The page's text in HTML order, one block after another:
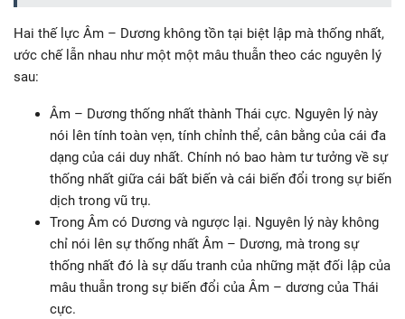
Hai thế lực Âm – Dương không tồn tại biệt lập mà thống nhất,
ước chế lẫn nhau như một một mâu thuẫn theo các nguyên lý
sau:
Âm – Dương thống nhất thành Thái cực. Nguyên lý này
nói lên tính toàn vẹn, tính chỉnh thể, cân bằng của cái đa
dạng của cái duy nhất. Chính nó bao hàm tư tưởng về sự
thống nhất giữa cái bất biến và cái biến đổi trong sự biến
dịch trong vũ trụ.
Trong Âm có Dương và ngược lại. Nguyên lý này không
chỉ nói lên sự thống nhất Âm – Dương, mà trong sự
thống nhất đó là sự dấu tranh của những mặt đối lập của
mâu thuẫn trong sự biến đổi của Âm – dương của Thái
cực.